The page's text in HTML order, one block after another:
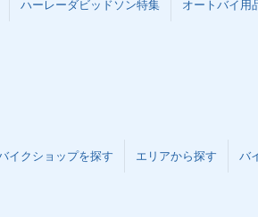
ハーレーダビッドソン特集 オートバイ用
イクショップを探す エリアから探す バ